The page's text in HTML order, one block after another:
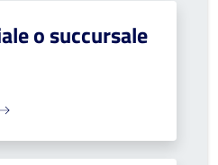
o succursale